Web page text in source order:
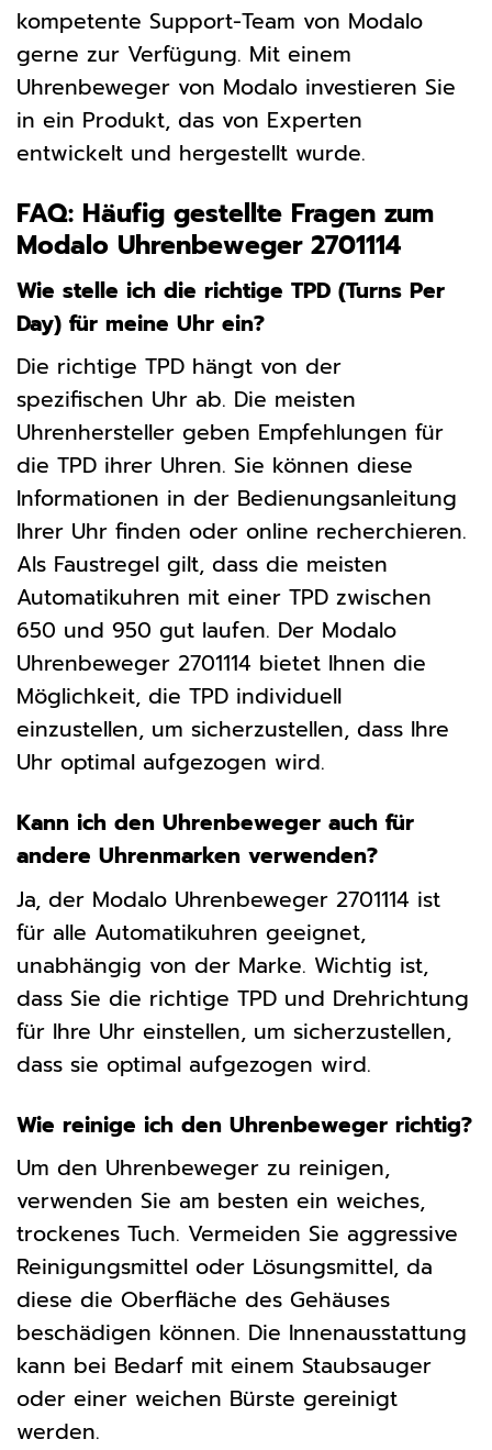
kompetente Support-Team von Modalo
gerne zur Verfügung. Mit einem
Uhrenbeweger von Modalo investieren Sie
in ein Produkt, das von Experten
entwickelt und hergestellt wurde.
FAQ: Häufig gestellte Fragen zum
Modalo Uhrenbeweger 2701114
Wie stelle ich die richtige TPD (Turns Per
Day) für meine Uhr ein?
Die richtige TPD hängt von der
spezifischen Uhr ab. Die meisten
Uhrenhersteller geben Empfehlungen für
die TPD ihrer Uhren. Sie können diese
Informationen in der Bedienungsanleitung
Ihrer Uhr finden oder online recherchieren.
Als Faustregel gilt, dass die meisten
Automatikuhren mit einer TPD zwischen
650 und 950 gut laufen. Der Modalo
Uhrenbeweger 2701114 bietet Ihnen die
Möglichkeit, die TPD individuell
einzustellen, um sicherzustellen, dass Ihre
Uhr optimal aufgezogen wird.
Kann ich den Uhrenbeweger auch für
andere Uhrenmarken verwenden?
Ja, der Modalo Uhrenbeweger 2701114 ist
für alle Automatikuhren geeignet,
unabhängig von der Marke. Wichtig ist,
dass Sie die richtige TPD und Drehrichtung
für Ihre Uhr einstellen, um sicherzustellen,
dass sie optimal aufgezogen wird.
Wie reinige ich den Uhrenbeweger richtig?
Um den Uhrenbeweger zu reinigen,
verwenden Sie am besten ein weiches,
trockenes Tuch. Vermeiden Sie aggressive
Reinigungsmittel oder Lösungsmittel, da
diese die Oberfläche des Gehäuses
beschädigen können. Die Innenausstattung
kann bei Bedarf mit einem Staubsauger
oder einer weichen Bürste gereinigt
werden.